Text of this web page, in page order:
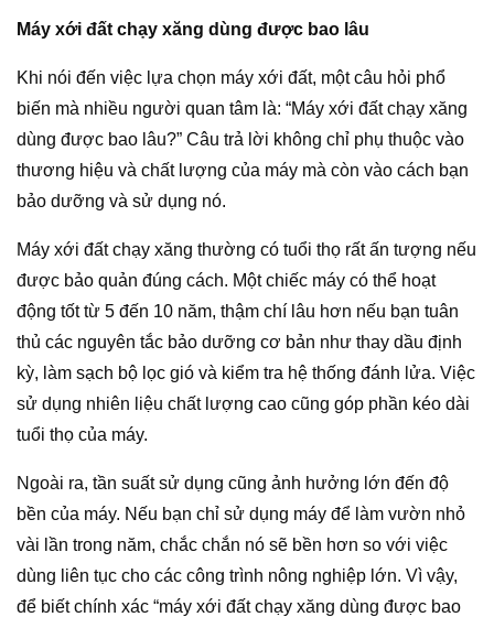
Máy xới đất chạy xăng dùng được bao lâu
Khi nói đến việc lựa chọn máy xới đất, một câu hỏi phổ
biến mà nhiều người quan tâm là: “Máy xới đất chạy xăng
dùng được bao lâu?” Câu trả lời không chỉ phụ thuộc vào
thương hiệu và chất lượng của máy mà còn vào cách bạn
bảo dưỡng và sử dụng nó.
Máy xới đất chạy xăng thường có tuổi thọ rất ấn tượng nếu
được bảo quản đúng cách. Một chiếc máy có thể hoạt
động tốt từ 5 đến 10 năm, thậm chí lâu hơn nếu bạn tuân
thủ các nguyên tắc bảo dưỡng cơ bản như thay dầu định
kỳ, làm sạch bộ lọc gió và kiểm tra hệ thống đánh lửa. Việc
sử dụng nhiên liệu chất lượng cao cũng góp phần kéo dài
tuổi thọ của máy.
Ngoài ra, tần suất sử dụng cũng ảnh hưởng lớn đến độ
bền của máy. Nếu bạn chỉ sử dụng máy để làm vườn nhỏ
vài lần trong năm, chắc chắn nó sẽ bền hơn so với việc
dùng liên tục cho các công trình nông nghiệp lớn. Vì vậy,
để biết chính xác “máy xới đất chạy xăng dùng được bao